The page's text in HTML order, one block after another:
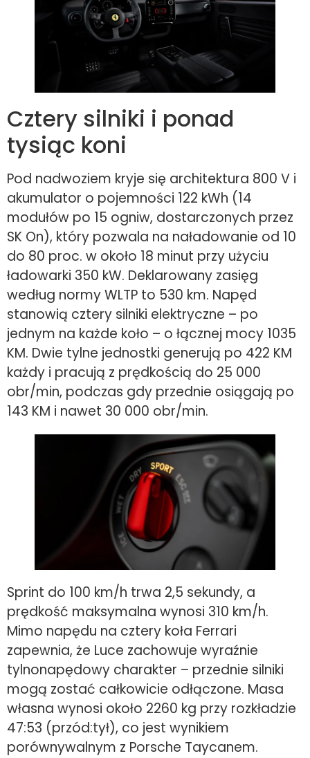
Cztery silniki i ponad
tysiąc koni
Pod nadwoziem kryje się architektura 800 V i
akumulator o pojemności 122 kWh (14
modułów po 15 ogniw, dostarczonych przez
SK On), który pozwala na naładowanie od 10
do 80 proc. w około 18 minut przy użyciu
ładowarki 350 kW. Deklarowany zasięg
według normy WLTP to 530 km. Napęd
stanowią cztery silniki elektryczne – po
jednym na każde koło – o łącznej mocy 1035
KM. Dwie tylne jednostki generują po 422 KM
każdy i pracują z prędkością do 25 000
obr/min, podczas gdy przednie osiągają po
143 KM i nawet 30 000 obr/min.
Sprint do 100 km/h trwa 2,5 sekundy, a
prędkość maksymalna wynosi 310 km/h.
Mimo napędu na cztery koła Ferrari
zapewnia, że Luce zachowuje wyraźnie
tylnonapędowy charakter – przednie silniki
mogą zostać całkowicie odłączone. Masa
własna wynosi około 2260 kg przy rozkładzie
47:53 (przód:tył), co jest wynikiem
porównywalnym z Porsche Taycanem.